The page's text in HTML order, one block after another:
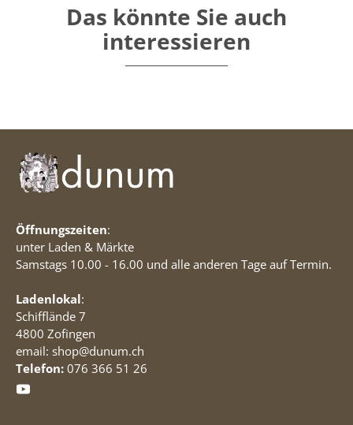
Das könnte Sie auch
interessieren
Öffnungszeiten:
unter Laden & Märkte
Samstags 10.00 - 16.00 und alle anderen Tage auf Termin.
Ladenlokal:
Schifflände 7
4800 Zofingen
email: shop@dunum.ch
Telefon: 076 366 51 26